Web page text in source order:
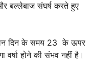
बल्लेबाज संघर्ष करते हुए
दिन के समय 23 के ऊपर
होने की संभव नहीं है।